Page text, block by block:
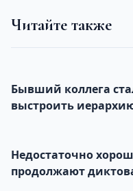
Читайте также
Бывший коллега
выстроить
Недостаточно
продолжают